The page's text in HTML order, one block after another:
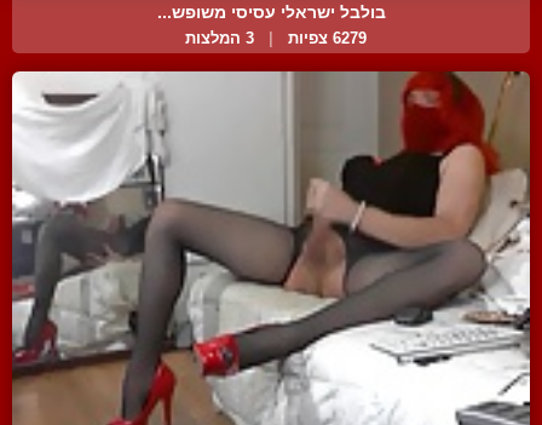
בולבל ישראלי עסיסי משופש...
6279 צפיות 3 המלצות